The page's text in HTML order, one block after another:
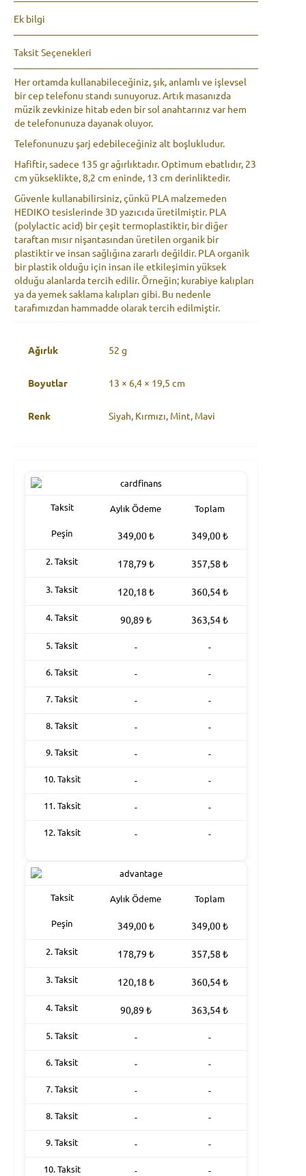
Ek bilgi
Taksit Seçenekleri
Her ortamda kullanabileceğiniz, şık, anlamlı ve işlevsel
bir cep telefonu standı sunuyoruz. Artık masanızda
müzik zevkinize hitab eden bir sol anahtarınız var hem
de telefonunuza dayanak oluyor.
Telefonunuzu şarj edebileceğiniz alt boşlukludur.
Hafiftir, sadece 135 gr ağırlıktadır. Optimum ebatlıdır, 23
cm yükseklikte, 8,2 cm eninde, 13 cm derinliktedir.
Güvenle kullanabilirsiniz, çünkü PLA malzemeden
HEDIKO tesislerinde 3D yazıcıda üretilmiştir. PLA
(polylactic acid) bir çeşit termoplastiktir, bir diğer
taraftan mısır nişantasından üretilen organik bir
plastiktir ve insan sağlığına zararlı değildir. PLA organik
bir plastik olduğu için insan ile etkileşimin yüksek
olduğu alanlarda tercih edilir. Örneğin; kurabiye kalıpları
ya da yemek saklama kalıpları gibi. Bu nedenle
tarafımızdan hammadde olarak tercih edilmiştir.
Ağırlık 52 g
Boyutlar 13 × 6,4 × 19,5 cm
Renk Siyah, Kırmızı, Mint, Mavi
Taksit Aylık Ödeme Toplam
Peşin 349,00₺ 349,00₺
2. Taksit 178,79 ₺ 357,58 ₺
3. Taksit 120,18 ₺ 360,54₺
4. Taksit 90,89 ₺ 363,54₺
5. Taksit - -
6. Taksit - -
7. Taksit - -
8. Taksit - -
9. Taksit - -
10. Taksit - -
11. Taksit - -
12. Taksit - -
Taksit Aylık Ödeme Toplam
Peşin 349,00₺ 349,00₺
2. Taksit 178,79 ₺ 357,58 ₺
3. Taksit 120,18 ₺ 360,54₺
4. Taksit 90,89 ₺ 363,54₺
5. Taksit - -
6. Taksit - -
7. Taksit - -
8. Taksit - -
9. Taksit - -
10. Taksit - -